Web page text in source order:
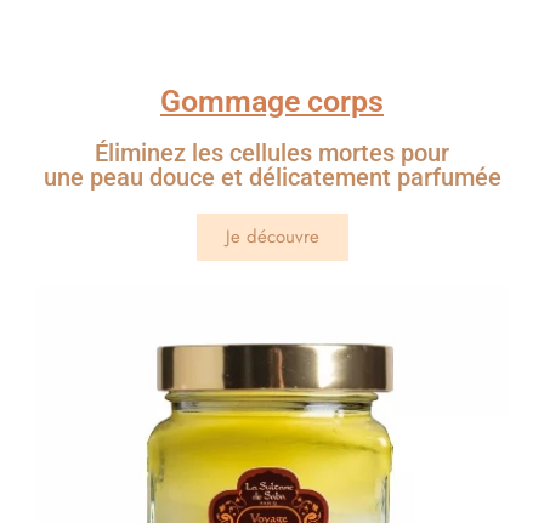
Gommage corps
Éliminez les cellules mortes pour
une peau douce et délicatement parfumée
Je découvre